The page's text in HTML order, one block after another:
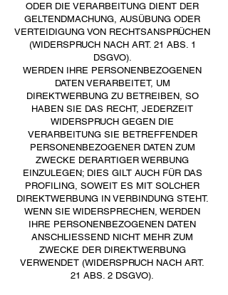
ODER DIE VERARBEITUNG DIENT DER
GELTENDMACHUNG, AUSÜBUNG ODER
VERTEIDIGUNG VON RECHTSANSPRÜCHEN
(WIDERSPRUCH NACH ART. 21 ABS. 1
DSGVO).
WERDEN IHRE PERSONENBEZOGENEN
DATEN VERARBEITET, UM
DIREKTWERBUNG ZU BETREIBEN, SO
HABEN SIE DAS RECHT, JEDERZEIT
WIDERSPRUCH GEGEN DIE
VERARBEITUNG SIE BETREFFENDER
PERSONENBEZOGENER DATEN ZUM
ZWECKE DERARTIGER WERBUNG
EINZULEGEN; DIES GILT AUCH FÜR DAS
PROFILING, SOWEIT ES MIT SOLCHER
DIREKTWERBUNG IN VERBINDUNG STEHT.
WENN SIE WIDERSPRECHEN, WERDEN
IHRE PERSONENBEZOGENEN DATEN
ANSCHLIESSEND NICHT MEHR ZUM
ZWECKE DER DIREKTWERBUNG
VERWENDET (WIDERSPRUCH NACH ART.
21 ABS. 2 DSGVO).